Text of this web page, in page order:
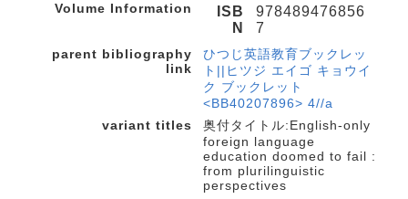
Volume Information
ISB
N
978489476856
7
parent bibliography
link
ひつじ英語教育ブックレッ
ト||ヒツジ エイゴ キョウイ
ク ブックレット
<BB40207896> 4//a
variant titles
奥付タイトル:English-only
foreign language
education doomed to fail :
from plurilinguistic
perspectives